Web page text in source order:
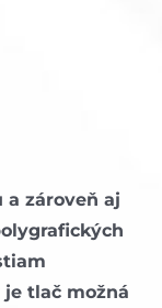
a zároveň aj
tlač možná